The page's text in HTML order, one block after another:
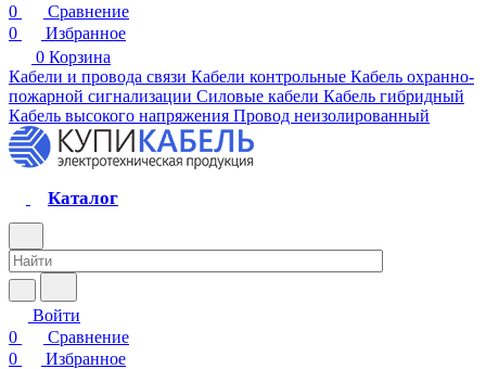
0
Сравнение
0
Избранное
0 Корзина
Кабели и провода связи Кабели контрольные Кабель охранно-
пожарной сигнализации Силовые кабели Кабель гибридный
Кабель высокого напряжения Провод неизолированный
Каталог
Войти
0
Сравнение
0
Избранное